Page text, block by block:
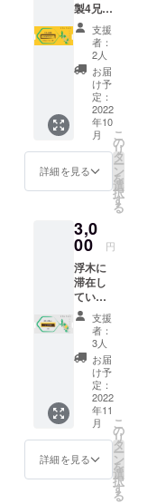
ドリッ
プコー
ヒー
パック3
つ提供
させて
頂きま
す！ 名
称：ブ
レンド
コー
ヒー
コー
ヒー豆
内容
量：
10g（1
杯分）
保存方
法：直
射日
光、高
温多湿
を避け
保存し
てくだ
さい。
賞味期
限：
製4兄弟
の飲み
比べ】
浮木で
人気の
オリジ
ナルジ
ント
ニック
もそう
です
が、他
にも浮
木自家
リジナ
ルのお
酒があ
りま
す。季
節によ
り変更
となる
ことも
あるの
です
が、基
本的に4
種類以
上の自
家製の
お酒が
支援
者：
2人
お届
け予
定：
2022
年10
月
詳細を見る
こ
の
リ
タ
ー
ン
を
選
択
す
る
3,0
00 円
浮木に
滞在し
ている
多国籍
の料理
を提供
してい
る料理
人は、
レシピ
本も出
してい
るので
すが、
そのレ
シピ本1
支援
者：
3人
お届
け予
定：
2022
年11
月
詳細を見る
こ
の
リ
タ
ー
ン
を
選
択
す
る